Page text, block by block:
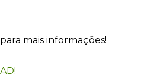
para mais informações!